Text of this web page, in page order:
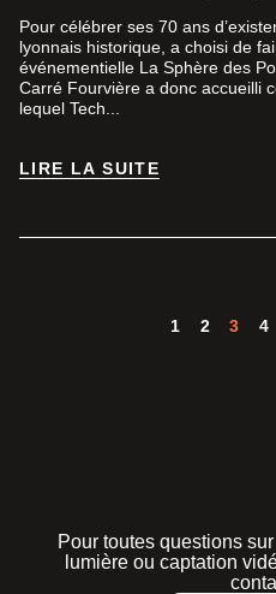
Pour célébrer ses 70 ans
lyonnais historique, a choisi de
événementielle La Sphère des
Carré Fourvière a donc accueilli
lequel Tech...
LIRE LA SUITE
1 2 3 4
Pour toutes questions
lumière ou captation